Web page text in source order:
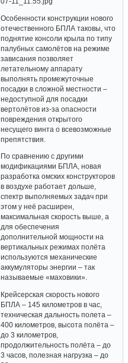
Особенности конструкции нового
отечественного БПЛА таковы, что
поднятие консоли крыла по типу
палубных самолётов на режиме
зависания позволяет
летательному аппарату
выполнять промежуточные
посадки в сложной местности –
недоступной для посадки
вертолётов из-за опасности
повреждения открытого
несущего винта о всевозможные
препятствия.
По сравнению с другими
модификациями БПЛА, новая
разработка омских конструкторов
в воздухе работает дольше,
спектр выполняемых задач при
этом у неё расширен,
максимальная скорость выше, а
для обеспечения
дополнительной мощности на
вертикальных режимах полёта
используются механические
аккумуляторы энергии – так
называемые «маховики».
Крейсерская скорость нового
БПЛА – 145 километров в час,
техническая дальность полета –
400 километров, высота полёта –
до 3 километров,
продолжительность полёта – до
3 часов, полезная нагрузка – до